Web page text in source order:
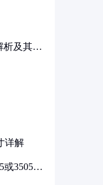
析及其在
详解
或3505代